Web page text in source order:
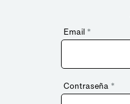
Email *
Contraseña *